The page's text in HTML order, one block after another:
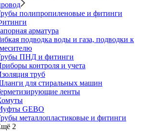
полипропиленовые и фитинги
арматура
подводка воды и газа, подводки к
ПНД и фитинги
контроля и учета
труб
для стиральных машин
ленты
GEBO
металлопластиковые и фитинги
2